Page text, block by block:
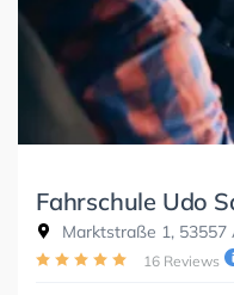
Fahrschule Udo
Marktstraße 1, 53557
16 Reviews